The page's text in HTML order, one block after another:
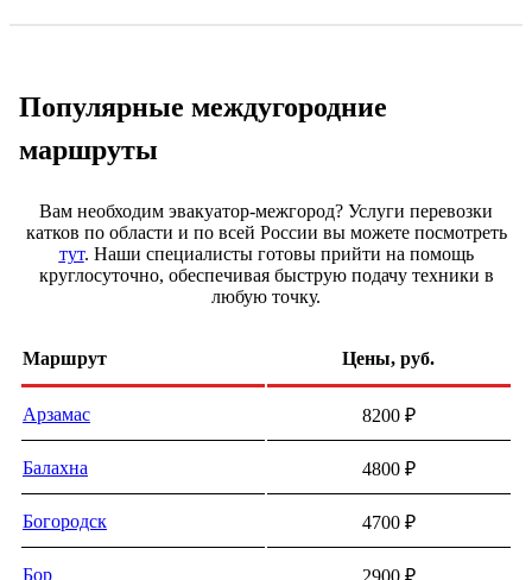
Популярные междугородние
маршруты
Вам необходим эвакуатор-межгород? Услуги перевозки
катков по области и по всей России вы можете посмотреть
тут. Наши специалисты готовы прийти на помощь
круглосуточно, обеспечивая быструю подачу техники в
любую точку.
Маршрут Цены, руб.
Арзамас 8200 ₽
Балaхна 4800 ₽
Бoгорoдcк 4700 ₽
Бор 2900 ₽